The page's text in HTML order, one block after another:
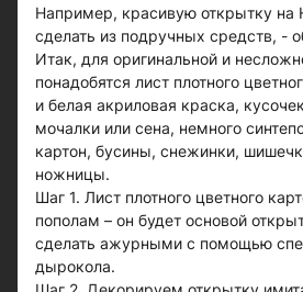
Например, красивую открытку
сделать из подручных средств, -
Итак, для оригинальной и
понадобятся лист плотного
и белая акриловая краска,
мочалки или сена, немного
картон, бусины, снежинки,
ножницы.
Шаг 1. Лист плотного цветного
пополам – он будет основой
сделать ажурными с помощью
дырокола.